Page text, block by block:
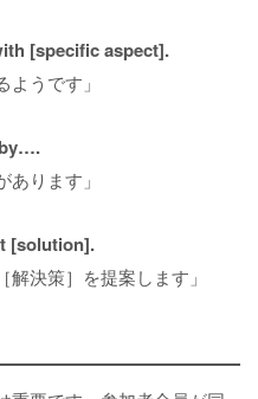
[specific aspect].
ようです」
あります」
[solution].
解決策］を提案します」